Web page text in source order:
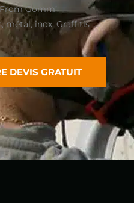
Gomm’.
métal, inox, Graffitis …
DEVIS GRATUIT